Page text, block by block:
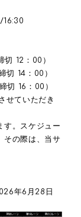
切 12：00）
切 14：00）
切 16：00）
せていただき
す。スケジュー
その際は、当サ
年6月28日